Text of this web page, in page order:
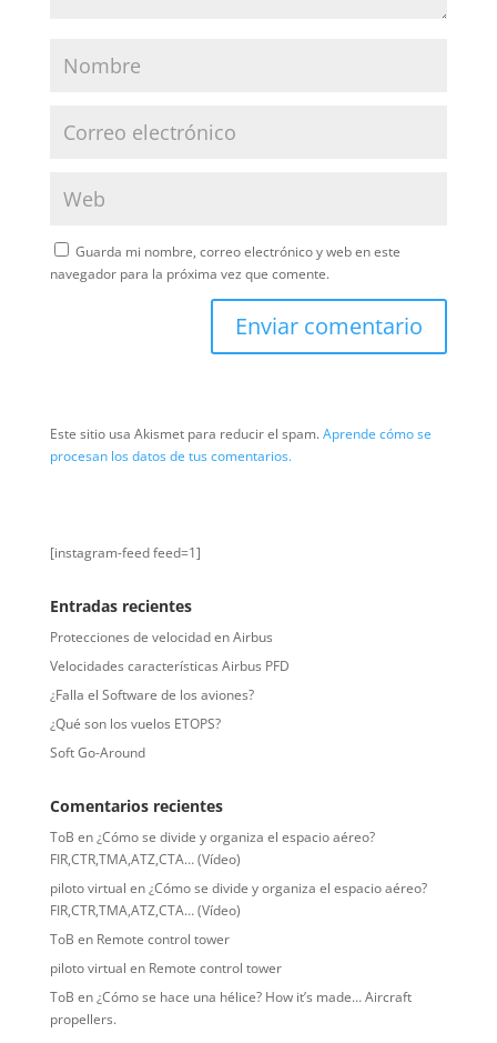
Guarda mi nombre, correo electrónico y web en este
navegador para la próxima vez que comente.
Este sitio usa Akismet para reducir el spam.Aprende cómo se
procesan los datos de tus comentarios.
[instagram-feed feed=1]
Entradas recientes
Protecciones de velocidad en Airbus
Velocidades características Airbus PFD
¿Falla el Software de los aviones?
¿Qué son los vuelos ETOPS?
Soft Go-Around
Comentarios recientes
ToB en¿Cómo se divide y organiza el espacio aéreo?
FIR,CTR,TMA,ATZ,CTA… (Vídeo)
piloto virtual en¿Cómo se divide y organiza el espacio aéreo?
FIR,CTR,TMA,ATZ,CTA… (Vídeo)
ToB en Remote control tower
piloto virtual en Remote control tower
ToB en¿Cómo se hace una hélice? How it’s made… Aircraft
propellers.